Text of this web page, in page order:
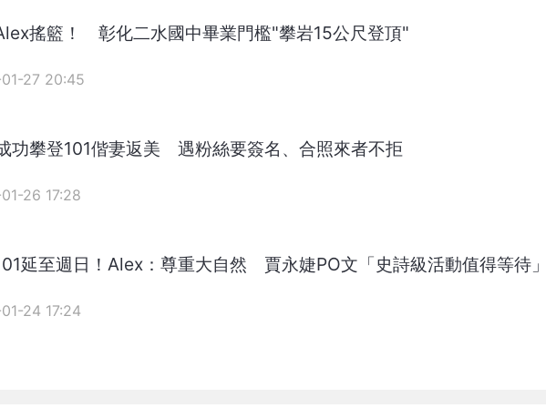
搖籃！ 彰化二水國中畢業門檻"攀岩15公尺登頂"
27 20:45
功攀登101偕妻返美 遇粉絲要簽名、合照來者不拒
26 17:28
延至週日！Alex：尊重大自然 賈永婕PO文「史詩級活動值得等待
24 17:24